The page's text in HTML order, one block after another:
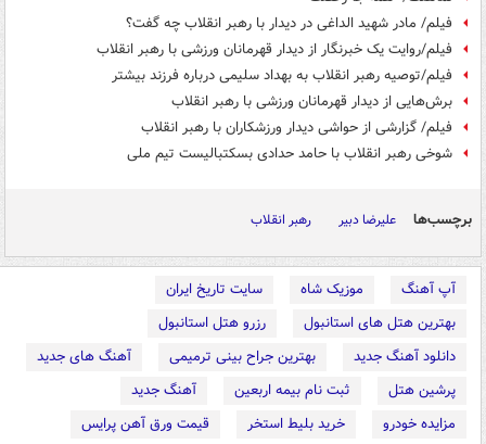
فیلم/ مادر شهید الداغی در دیدار با رهبر انقلاب چه گفت؟
فیلم/روایت یک خبرنگار از دیدار قهرمانان ورزشی با رهبر انقلاب
فیلم/توصیه رهبر انقلاب به بهداد سلیمی درباره فرزند بیشتر
برش‌هایی از دیدار قهرمانان ورزشی با رهبر انقلاب
فیلم/ گزارشی از حواشی دیدار ورزشکاران با رهبر انقلاب
شوخی رهبر انقلاب با حامد حدادی بسکتبالیست تیم ملی
برچسب‌ها علیرضا دبیر رهبر انقلاب
آپ آهنگ موزیک شاه
سایت تاریخ ایران
بهترین هتل های استانبول
رزرو هتل استانبول
دانلود آهنگ جدید
بهترین جراح بینی ترمیمی
آهنگ های جدید
پرشین هتل
ثبت نام بیمه اربعین
آهنگ جدید
مزایده خودرو
خرید بلیط استخر
قیمت ورق آهن پرایس